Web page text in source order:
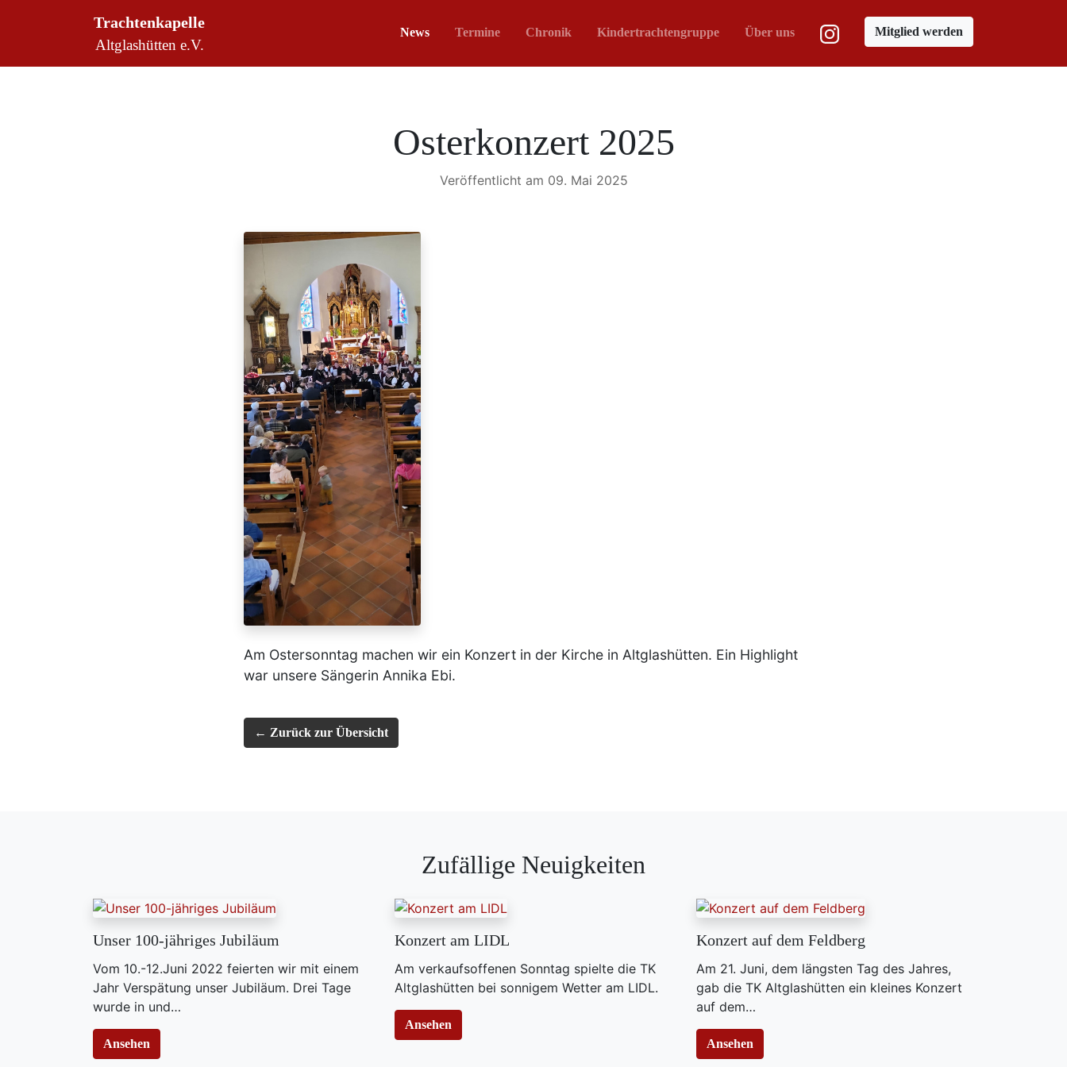
Trachtenkapelle
Altglashütten e.V.
News Termine Chronik Kindertrachtengruppe Über uns Mitglied werden
Osterkonzert 2025
Veröffentlicht am 09. Mai 2025
​Am Ostersonntag machen wir ein Konzert in der Kirche in Altglashütten. Ein Highlight
war unsere Sängerin Annika Ebi.
← Zurück zur Übersicht
Zufällige Neuigkeiten
Unser 100-jähriges Jubiläum
Vom 10.-12.Juni 2022 feierten wir mit einem
Jahr Verspätung unser Jubiläum. Drei Tage
wurde in und…
Ansehen
Konzert am LIDL
​Am verkaufsoffenen Sonntag spielte die TK
Altglashütten bei sonnigem Wetter am LIDL.
Ansehen
Konzert auf dem Feldberg
Am 21. Juni, dem längsten Tag des Jahres,
gab die TK Altglashütten ein kleines Konzert
auf dem…
Ansehen